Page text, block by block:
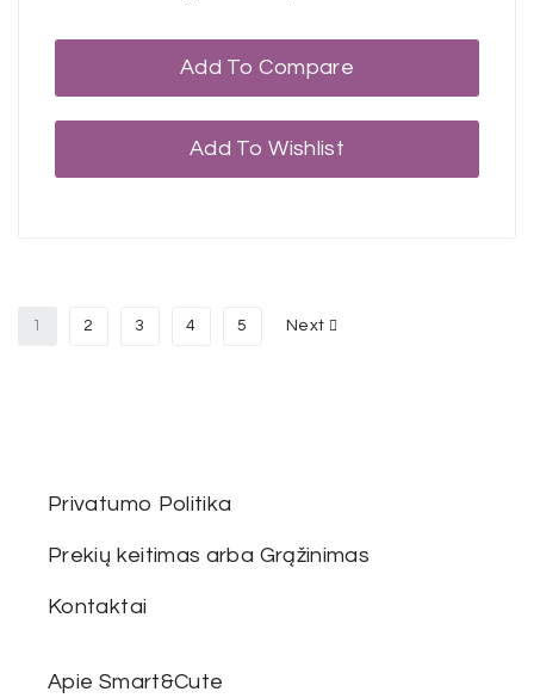
Add To Compare
Add To Wishlist
1 2 3 4 5 Next
Privatumo Politika
Prekių keitimas arba Grąžinimas
Kontaktai
Apie Smart&Cute